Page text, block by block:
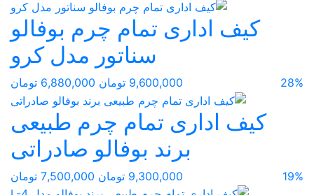
کیف اداری تمام چرم بوفالو
سناتور مدل کرو
28% 9,600,000 تومان 6,880,000 تومان
کیف اداری تمام چرم طبیعی
برند بوفالو صادراتی
19% 9,300,000 تومان 7,500,000 تومان